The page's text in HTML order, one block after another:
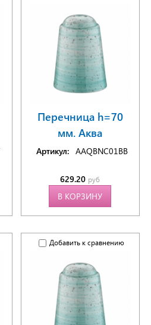
Перечница h=70
мм. Аква
Артикул: AAQBNC01BB
629.20 руб
В КОРЗИНУ
Добавить к сравнению